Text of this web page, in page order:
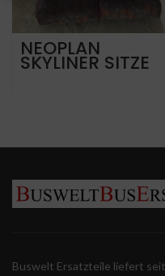
NEOPLAN
SKYLINER SITZE
1994
Buswelt Ersatzteile liefert